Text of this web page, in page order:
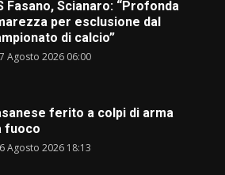
Fasano, Scianaro: “Profonda
per esclusione dal
di calcio”
Agosto 2026 06:00
ferito a colpi di arma
fuoco
Agosto 2026 18:13